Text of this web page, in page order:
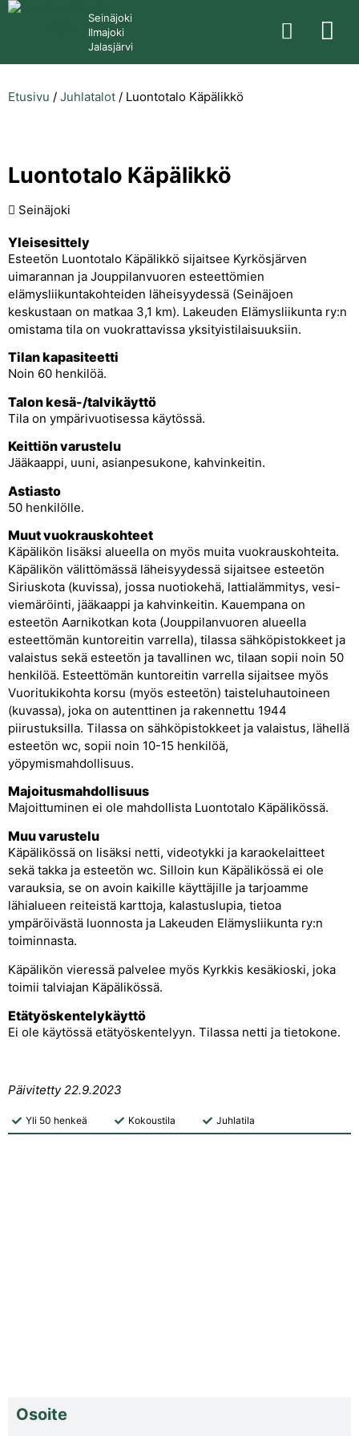
Seinäjoki
Ilmajoki
Jalasjärvi
Etusivu / Juhlatalot / Luontotalo Käpälikkö
Luontotalo Käpälikkö
Seinäjoki
Yleisesittely
Esteetön Luontotalo Käpälikkö sijaitsee Kyrkösjärven
uimarannan ja Jouppilanvuoren esteettömien
elämysliikuntakohteiden läheisyydessä (Seinäjoen
keskustaan on matkaa 3,1 km). Lakeuden Elämysliikunta ry:n
omistama tila on vuokrattavissa yksityistilaisuuksiin.
Tilan kapasiteetti
Noin 60 henkilöä.
Talon kesä-/talvikäyttö
Tila on ympärivuotisessa käytössä.
Keittiön varustelu
Jääkaappi, uuni, asianpesukone, kahvinkeitin.
Astiasto
50 henkilölle.
Muut vuokrauskohteet
Käpälikön lisäksi alueella on myös muita vuokrauskohteita.
Käpälikön välittömässä läheisyydessä sijaitsee esteetön
Siriuskota (kuvissa), jossa nuotiokehä, lattialämmitys, vesi-
viemäröinti, jääkaappi ja kahvinkeitin. Kauempana on
esteetön Aarnikotkan kota (Jouppilanvuoren alueella
esteettömän kuntoreitin varrella), tilassa sähköpistokkeet ja
valaistus sekä esteetön ja tavallinen wc, tilaan sopii noin 50
henkilöä. Esteettömän kuntoreitin varrella sijaitsee myös
Vuoritukikohta korsu (myös esteetön) taisteluhautoineen
(kuvassa), joka on autenttinen ja rakennettu 1944
piirustuksilla. Tilassa on sähköpistokkeet ja valaistus, lähellä
esteetön wc, sopii noin 10-15 henkilöä,
yöpymismahdollisuus.
Majoitusmahdollisuus
Majoittuminen ei ole mahdollista Luontotalo Käpälikössä.
Muu varustelu
Käpälikössä on lisäksi netti, videotykki ja karaokelaitteet
sekä takka ja esteetön wc. Silloin kun Käpälikössä ei ole
varauksia, se on avoin kaikille käyttäjille ja tarjoamme
lähialueen reiteistä karttoja, kalastuslupia, tietoa
ympäröivästä luonnosta ja Lakeuden Elämysliikunta ry:n
toiminnasta.
Käpälikön vieressä palvelee myös Kyrkkis kesäkioski, joka
toimii talviajan Käpälikössä.
Etätyöskentelykäyttö
Ei ole käytössä etätyöskentelyyn. Tilassa netti ja tietokone.
Päivitetty 22.9.2023
Yli 50 henkeä Kokoustila Juhlatila
Osoite